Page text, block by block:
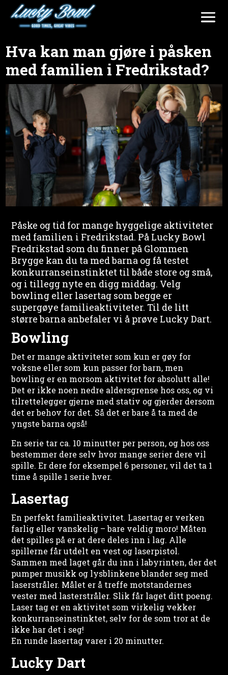
Hva kan man gjøre i påsken
med familien i Fredrikstad?
Påske og tid for mange hyggelige aktiviteter
med familien i Fredrikstad. På Lucky Bowl
Fredrikstad som du finner på Glommen
Brygge kan du ta med barna og få testet
konkurranseinstinktet til både store og små,
og i tillegg nyte en digg middag. Velg
bowling eller lasertag som begge er
supergøye familieaktiviteter. Til de litt
større barna anbefaler vi å prøve Lucky Dart.
Bowling
Det er mange aktiviteter som kun er gøy for
voksne eller som kun passer for barn, men
bowling er en morsom aktivitet for absolutt alle!
Det er ikke noen nedre aldersgrense hos oss, og vi
tilrettelegger gjerne med stativ og gjerder dersom
det er behov for det. Så det er bare å ta med de
yngste barna også!
En serie tar ca. 10 minutter per person, og hos oss
bestemmer dere selv hvor mange serier dere vil
spille. Er dere for eksempel 6 personer, vil det ta 1
time å spille 1 serie hver.
Lasertag
En perfekt familieaktivitet. Lasertag er verken
farlig eller vanskelig – bare veldig moro! Måten
det spilles på er at dere deles inn i lag. Alle
spillerne får utdelt en vest og laserpistol.
Sammen med laget går du inn i labyrinten, der det
pumper musikk og lysblinkene blander seg med
laserstråler. Målet er å treffe motstandernes
vester med lasterstråler. Slik får laget ditt poeng.
Laser tag er en aktivitet som virkelig vekker
konkurranseinstinktet, selv for de som tror at de
ikke har det i seg!
En runde lasertag varer i 20 minutter.
Lucky Dart